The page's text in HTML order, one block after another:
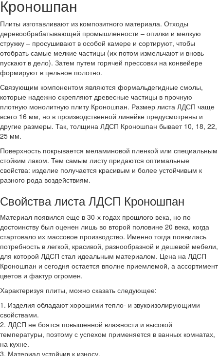
Кроношпан
Плиты изготавливают из композитного материала. Отходы
деревообрабатывающей промышленности – опилки и мелкую
стружку – просушивают в особой камере и сортируют, чтобы
отобрать самые мелкие частицы (их потом измельчают и вновь
пускают в дело). Затем путем горячей прессовки на конвейере
формируют в цельное полотно.
Связующим компонентом являются формальдегидные смолы,
которые надежно скрепляют древесные частицы в прочную
плотную монолитную плиту Кроношпан. Размер листа ЛДСП чаще
всего 16 мм, но в производственной линейке предусмотрены и
другие размеры. Так, толщина ЛДСП Кроношпан бывает 10, 18, 22,
25 мм.
Поверхность покрывается меламиновой пленкой или специальным
стойким лаком. Тем самым листу придаются оптимальные
свойства: изделие получается красивым и более устойчивым к
разного рода воздействиям.
Свойства листа ЛДСП Кроношпан
Материал появился еще в 30-х годах прошлого века, но по
достоинству был оценен лишь во второй половине 20 века, когда
стартовало их массовое производство. Именно тогда появилась
потребность в легкой, красивой, разнообразной и дешевой мебели,
для которой ЛДСП стал идеальным материалом. Цена на ЛДСП
Кроношпан и сегодня остается вполне приемлемой, а ассортимент
цветов и фактур огромен.
Характеризуя плиты, можно сказать следующее:
1. Изделия обладают хорошими тепло- и звукоизолирующими
свойствами.
2. ЛДСП не боятся повышенной влажности и высокой
температуры, поэтому с успехом применяется в ванных комнатах,
на кухне.
3. Материал устойчив к износу.